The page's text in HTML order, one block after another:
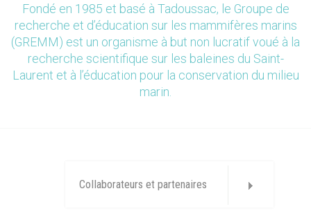
Fondé en 1985 et basé à Tadoussac, le Groupe de
recherche et d’éducation sur les mammifères marins
(GREMM) est un organisme à but non lucratif voué à la
recherche scientifique sur les baleines du Saint-
Laurent et à l’éducation pour la conservation du milieu
marin.
Collaborateurs et partenaires